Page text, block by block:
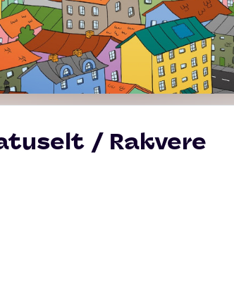
/ Rakvere